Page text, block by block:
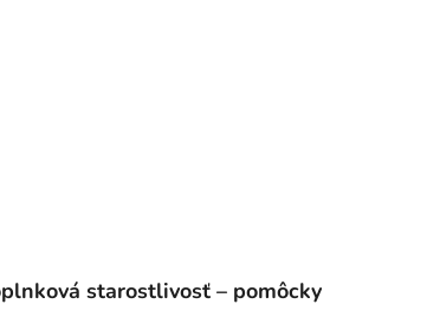
starostlivosť – pomôcky